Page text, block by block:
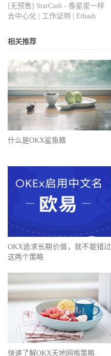
[无预售] StarCash - 像星星一样
去中心化 | 工作证明 | Ethash
相关推荐
什么是OKX鲨鱼鳍
OKX追求长期价值，就不能错过
这两个策略
快速了解OKX天地网格策略